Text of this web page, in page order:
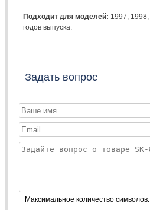
Подходит для моделей: 1997 1998
годов выпуска.
Задать вопрос
Максимальное количество символов: